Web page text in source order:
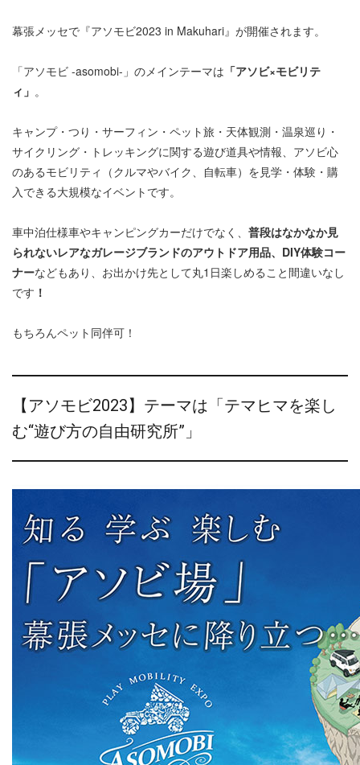
幕張メッセで『アソモビ2023 in Makuhari』が開催されます。
「アソモビ -asomobi-」のメインテーマは 「アソビ×モビリテ
ィ」 。
キャンプ・つり・サーフィン・ペット旅・天体観測・温泉巡り・
サイクリング・トレッキングに関する遊び道具や情報、アソビ心
のあるモビリティ（クルマやバイク、自転車）を見学・体験・購
入できる大規模なイベントです。
車中泊仕様車やキャンピングカーだけでなく、 普段はなかなか見
られないレアなガレージブランドのアウトドア用品、DIY体験コー
ナーなどもあり、お出かけ先として丸1日楽しめること間違いなし
です ！
もちろんペット同伴可！
【アソモビ2023】テーマは「テマヒマを楽し
む“遊び方の自由研究所”」